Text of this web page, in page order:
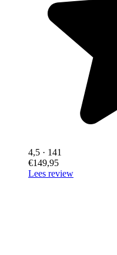
4,5 · 141
€149,95
Lees review